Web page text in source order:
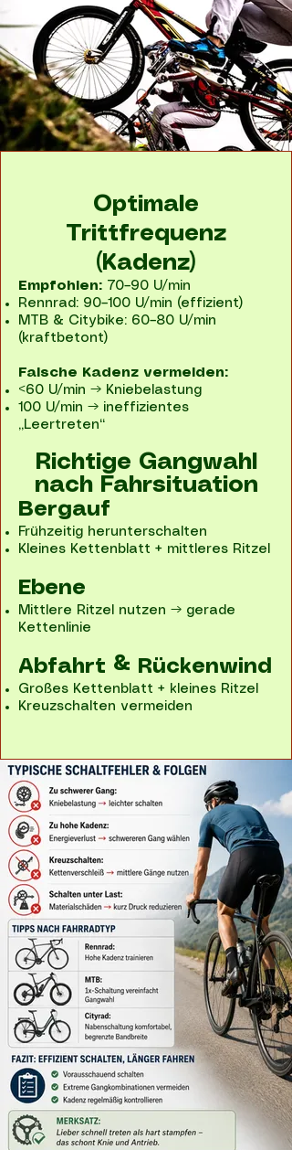
Optimale
Trittfrequenz
(Kadenz)
Empfohlen: 70–90 U/min
Rennrad: 90–100 U/min (effizient)
MTB & Citybike: 60–80 U/min
(kraftbetont)
Falsche Kadenz vermeiden:
<60 U/min → Kniebelastung
100 U/min → ineffizientes
„Leertreten“
Richtige Gangwahl
nach Fahrsituation
Bergauf
Frühzeitig herunterschalten
Kleines Kettenblatt + mittleres Ritzel
Ebene
Mittlere Ritzel nutzen → gerade
Kettenlinie
Abfahrt & Rückenwind
Großes Kettenblatt + kleines Ritzel
Kreuzschalten vermeiden